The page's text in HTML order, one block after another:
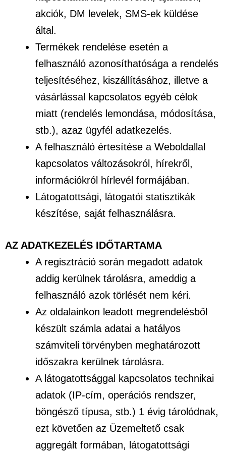
akciók, DM levelek, SMS-ek küldése
által.
Termékek rendelése esetén a
felhasználó azonosíthatósága a rendelés
teljesítéséhez, kiszállításához, illetve a
vásárlással kapcsolatos egyéb célok
miatt (rendelés lemondása, módosítása,
stb.), azaz ügyfél adatkezelés.
A felhasználó értesítése a Weboldallal
kapcsolatos változásokról, hírekről,
információkról hírlevél formájában.
Látogatottsági, látogatói statisztikák
készítése, saját felhasználásra.
AZ ADATKEZELÉS IDŐTARTAMA
A regisztráció során megadott adatok
addig kerülnek tárolásra, ameddig a
felhasználó azok törlését nem kéri.
Az oldalainkon leadott megrendelésből
készült számla adatai a hatályos
számviteli törvényben meghatározott
időszakra kerülnek tárolásra.
A látogatottsággal kapcsolatos technikai
adatok (IP-cím, operációs rendszer,
böngésző típusa, stb.) 1 évig tárolódnak,
ezt követően az Üzemeltető csak
aggregált formában, látogatottsági